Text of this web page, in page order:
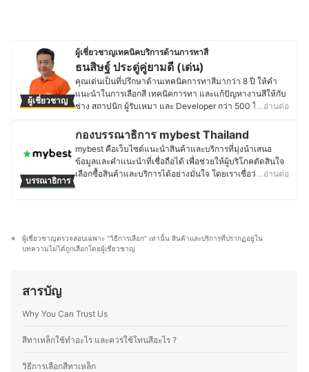
ผู้เชี่ยวชาญ
ผู้เชี่ยวชาญเทคนิคบริการด้านการทาสี
ธนสิษฐ์ ประดู่คู่ยามดี (เด่น)
คุณเด่นเป็นที่ปรึกษาด้านเทคนิคการทาสีมากว่า 8 ปี ให้คำ
แนะนำในการเลือกสี เทคนิคการทา และแก้ปัญหางานสีให้กับ
ช่าง สถาปนิก ผู้รับเหมา และ Developer กว่า 500 โครงการ
กับมืออาชีพในวงการก่อสร้าง ทำให้คุณเด่นมีความเชี่ยวชาญ
ทั้งเรื่องสี วัสดุ และเทคนิคการทาที่เหมาะสมกับแต่ละพื้นผิว
โดยปัจจุบันเป็นผู้เชี่ยวชาญของบริษัท Wow Decor ผู้รับเหมา
ทาสีที่เลือกใช้เฉพาะสีเกรดอัลตราพรีเมียม และเป็นพาร์ทเนอร์
…อ่านต่อ
บรรณาธิการ
กองบรรณาธิการ mybest Thailand
mybest คือเว็บไซต์แนะนำสินค้าและบริการที่มุ่งนำเสนอ
ข้อมูลและคำแนะนำที่เชื่อถือได้ เพื่อช่วยให้ผู้บริโภคตัดสินใจ
เลือกซื้อสินค้าและบริการได้อย่างมั่นใจ โดยเราเชื่อว่าการ
ต้องร่วมกับผู้เชี่ยวชาญในแต่ละหมวดหมู่ เพื่อให้ผู้อ่านได้รับ
ข้อมูลที่ชัดเจน เป็นกลาง และน่าเชื่อถือ นอกจากนี้ ทีม
หลาย จึงมุ่งนำเสนอคำแนะนำที่กระชับ เข้าใจง่าย และตอบ
ประวัติของ กองบรรณาธิการ mybest Thailand
…อ่านต่อ
ผู้เชี่ยวชาญตรวจสอบเฉพาะ "วิธีการเลือก" เท่านั้น สินค้าและบริการที่ปรากฏอยู่ใน
บทความไม่ได้ถูกเลือกโดยผู้เชี่ยวชาญ
สารบัญ
Why You Can Trust Us
สีทาเหล็กใช้ทำอะไร และควรใช้โทนสีอะไร ?
วิธีการเลือกสีทาเหล็ก